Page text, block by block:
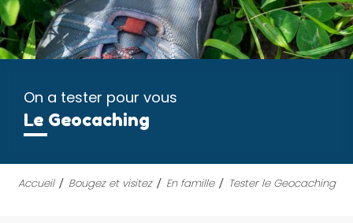
On a tester pour vous
Le Geocaching
Accueil Bougez et visitez En famille Tester le Geocaching